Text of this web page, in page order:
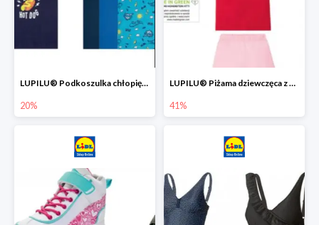
LUPILU® Podkoszulka chłopięca z bawełny -20%
20%
LUPILU® Piżama dziewczęca z bawełny -41%
41%